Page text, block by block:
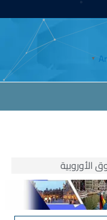
▼
الأوروبية